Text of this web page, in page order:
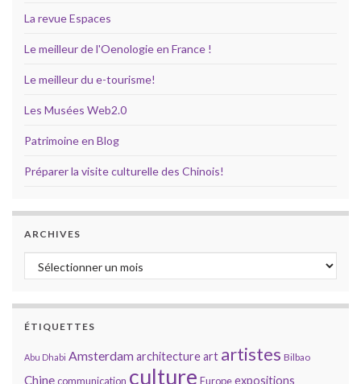
La revue Espaces
Le meilleur de l'Oenologie en France !
Le meilleur du e-tourisme!
Les Musées Web2.0
Patrimoine en Blog
Préparer la visite culturelle des Chinois!
ARCHIVES
Archives
ÉTIQUETTES
Abu Dhabi Amsterdamarchitectureart artistes Bilbao
Chinecommunication culture Europeexpositions